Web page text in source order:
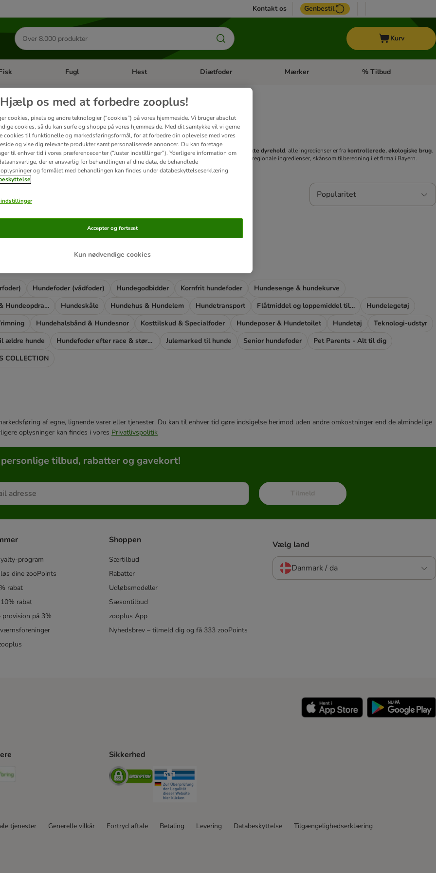
Kontakt os Genbestil
Søg
efter
produkter
Kurv
kategori menu: GnaverÅben kategori menu: Fisk
Fugl Åben kategori menu: Fugl
Hest Åben kategori menu: Hest
Diætfoder Åben kategori menu: Diætfoder
Mærker Åben kategori menu:
% Tilbud
Bio
økologosk hundefoder!Det friske økologiske kød kommer udelukkende fraartskorrekte dyrehold, alle ingredienser er fra kontrollerede, økologiske brug.
protein, særlig velegnet til fodersensible hunde. zooplus Bio indeholder kun bæredygtige & regionale ingredienser, skånsom tilberedning i et firma i Bayern.
Popularitet
been changed
fundet noget endnu?
Hundefoder (vådfoder) Hundegodbidder Kornfrit hundefoder
Hundesenge & hundekurve
Hundetræning & Hundeopdragelse
Hundeskåle Hundehus & Hundelem Hundetransport Flåtmiddel og loppemiddel til hunde
Hundelegetøj
Hundehalsbånd & Hundesnor Kosttilskud & Specialfoder Hundeposer & Hundetoilet Hundetøj
Teknologi-udstyr
ældre hunde Hundefoder efter race & størrelse Julemarked til hunde Senior hundefoder
Pet Parents - Alt til dig
COLLECTION
af egne, lignende varer eller tjenester. Du kan til enhver tid gøre indsigelse herimod uden andre omkostninger end de almindelige
oplysninger kan findes i vores Privatlivspolitik
tilbud, rabatter og gavekort!
Tilmeld
program
dine zooPoints
rabat
rabat
på 3%
Shoppen
Særtilbud
Rabatter
Udløbsmodeller
Sæsontilbud
zooplus App
Nyhedsbrev – tilmeld dig og få 333 zooPoints
Vælg land
Danmark / da
MethodShipping Method
Sikkerhed
Security
tjenester Generelle vilkår Fortryd aftale Betaling Levering Databeskyttelse
Tilgængelighedserklæring
Hjælp os med at forbedre zooplus!
cookies, pixels og andre teknologier (“cookies”) på vores hjemmeside. Vi bruger absolut
cookies, så du kan surfe og shoppe på vores hjemmeside. Med dit samtykke vil vi gerne
cookies til funktionelle og markedsføringsformål, for at forbedre din oplevelse med vores
og vise dig relevante produkter samt personaliserede annoncer. Du kan foretage
til enhver tid i vores præferencecenter (“Juster indstillinger”). Yderligere information om
der er ansvarlig for behandlingen af ​​dine data, de behandlede
og formålet med behandlingen kan findes under databeskyttelseserklæring
Kun nødvendige cookies
Accepter og fortsæt